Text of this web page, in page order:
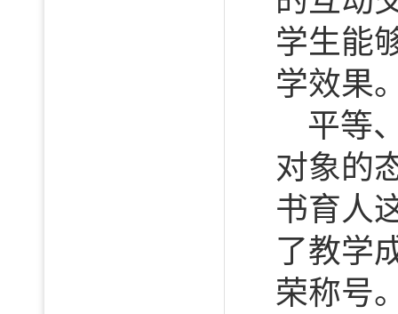
学生能
学效果
平等
对象的
书育人
了教学
荣称号